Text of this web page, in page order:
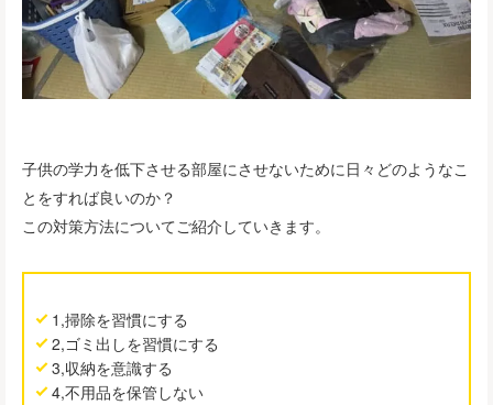
子供の学力を低下させる部屋にさせないために日々どのようなこ
とをすれば良いのか？
この対策方法についてご紹介していきます。
1,掃除を習慣にする
2,ゴミ出しを習慣にする
3,収納を意識する
4,不用品を保管しない